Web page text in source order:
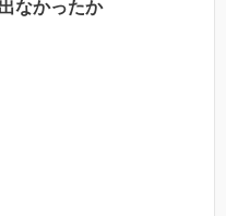
なかったか